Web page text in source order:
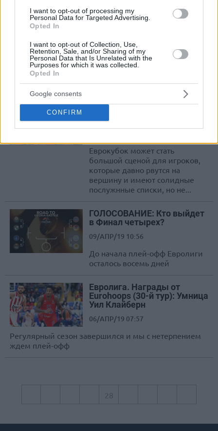
I want to opt-out of processing my
Personal Data for Targeted Advertising.
Opted In
I want to opt-out of Collection, Use,
Retention, Sale, and/or Sharing of my
Personal Data that Is Unrelated with the
Purposes for which it was collected.
Opted In
Google consents
CONFIRM
Евролига: Кандидаты на
09/АПР/19 17:39
Евролига ищет свою следующую большую звезду и
Eurohoops выбрал главных кандидатов на награду
лучшего молодого игрока сезона
финалов Еврокубка
Еврокубок может стать
большой сценой для игроков,
которые давно рвутся на
вершину и имеют солидные
послужнные списки, но не...
ГОЛОСОВАНИЕ: Кто выйдет
в Финал четырех?
09/АПР/19 10:56
До начала плей-офф Евролиги
осталось восемь дней
Евролига. Награды от
Eurohoops (30-й тур): Умница
Уил Клайберн
06/АПР/19 07:57
Регулярный сезон завершился и мы с нетерпением
ждем плей-офф
28